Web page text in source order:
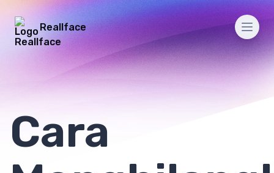
Reallface
Cara